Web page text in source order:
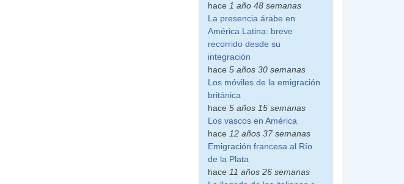
hace 1 año 48 semanas
La presencia árabe en
América Latina: breve
recorrido desde su
integración
hace5 años 30 semanas
Los móviles de la emigración
británica
hace5 años 15 semanas
Los vascos en América
hace 12 años 37 semanas
Emigración francesa al Río
de la Plata
hace 11 años 26 semanas